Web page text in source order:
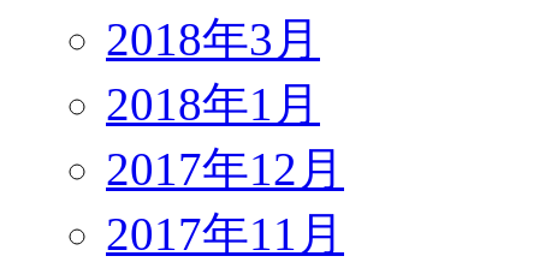
2018年3月
2018年1月
2017年12月
2017年11月